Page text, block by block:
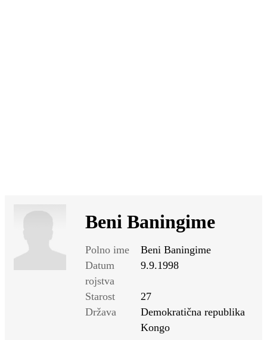
Beni Baningime
Polno ime
Beni Baningime
Datum
rojstva
9.9.1998
Starost
27
Država
Demokratična republika
Kongo